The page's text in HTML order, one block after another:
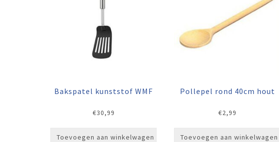
Bakspatel kunststof WMF
€30,99
Toevoegen aan winkelwagen
Pollepel rond 40cm hout
€2,99
Toevoegen aan winkelwagen